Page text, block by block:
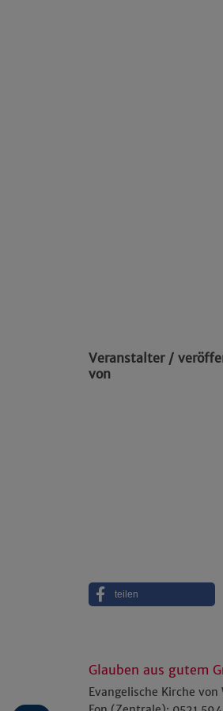
Veranstalter /
von
teilen
Glauben aus gutem
Evangelische Kirche